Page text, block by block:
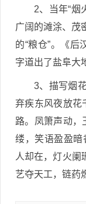
2、当年“烟
广阔的滩涂、茂
的“粮仓”。《后
字道出了盐阜大
3、描写烟
弃疾东风夜放花
路。凤箫声动，
缕，笑语盈盈暗
人却在，灯火阑
艺夺天工，链药